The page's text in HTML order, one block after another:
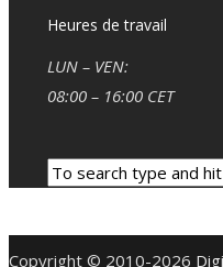
Heures de travail
LUN – VEN:
08:00 – 16:00 CET
Copyright © 2010-2026